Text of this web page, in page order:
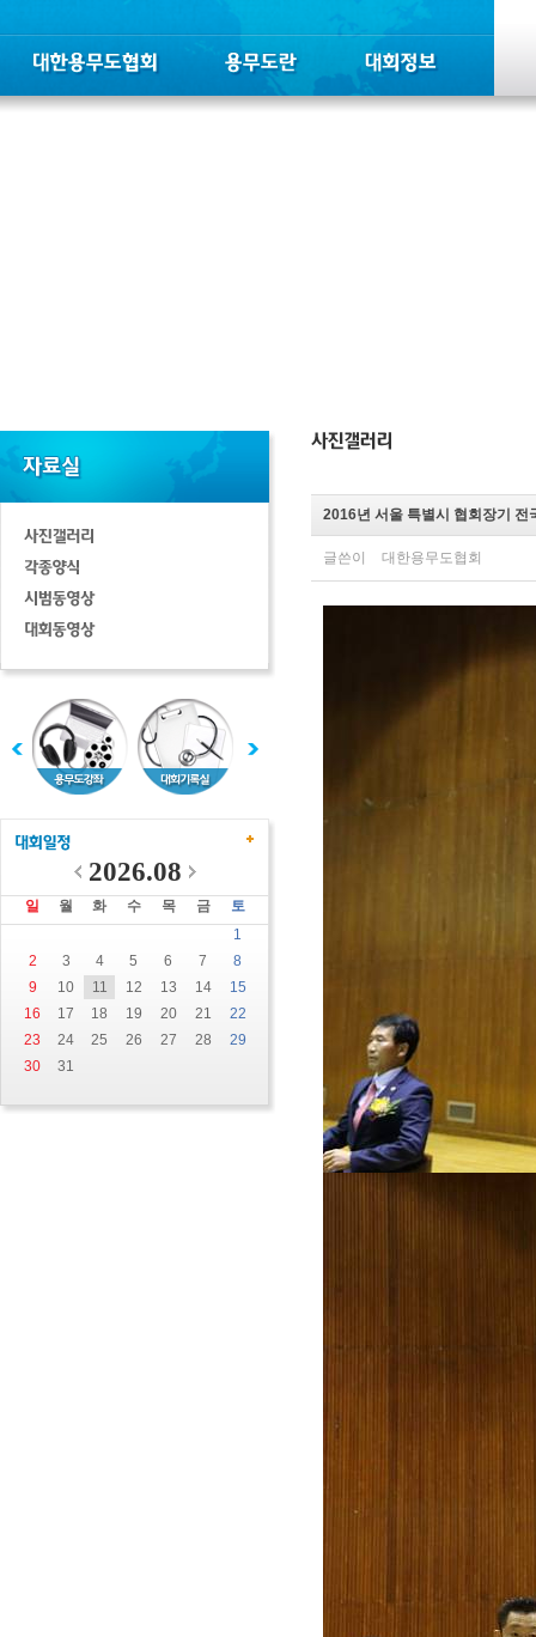
2026.08
일 월 화 수 목 금
토
1
2
3 4 5 6 7
8
9
10 11 12 13 14
15
16
17 18 19 20 21
22
23
24 25 26 27 28
29
30
31
2016년 서울 특별시 협회장기 전
글쓴이 대한용무도협회